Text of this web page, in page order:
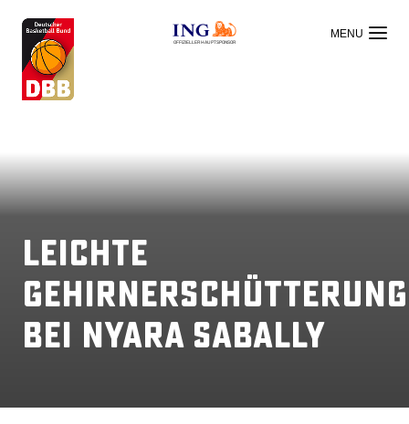
OFFIZIELLER HAUPTSPONSOR
Leichte
Gehirnerschütterung
bei Nyara Sabally